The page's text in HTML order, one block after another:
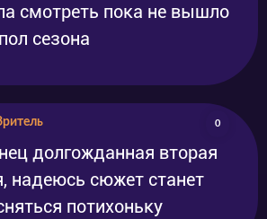
смотреть пока не вышло
сезона
0
долгожданная вторая
надеюсь сюжет станет
потихоньку